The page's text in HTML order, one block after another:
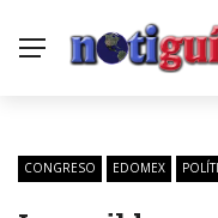
CONGRESO EDOMEX